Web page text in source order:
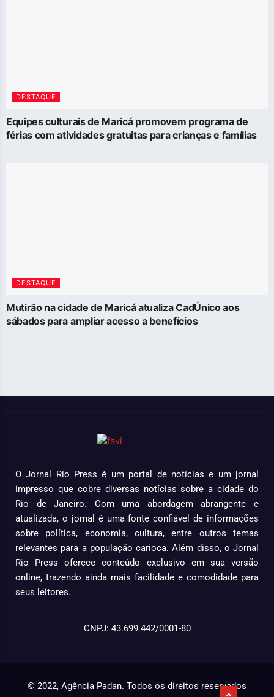
DESTAQUE
Equipes culturais de Maricá promovem programa de
férias com atividades gratuitas para crianças e famílias
DESTAQUE
Mutirão na cidade de Maricá atualiza CadÚnico aos
sábados para ampliar acesso a benefícios
O Jornal Rio Press é um portal de notícias e um jornal
impresso que cobre diversas notícias sobre a cidade do
Rio de Janeiro. Com uma abordagem abrangente e
atualizada, o jornal é uma fonte confiável de informações
sobre política, economia, cultura, entre outros temas
relevantes para a população carioca. Além disso, o Jornal
Rio Press oferece conteúdo exclusivo em sua versão
online, trazendo ainda mais facilidade e comodidade para
seus leitores.
CNPJ: 43.699.442/0001-80
© 2022, Agência Padan. Todos os direitos reservados